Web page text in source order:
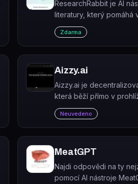
ResearchRabbit je AI
literatury, který pomáhá
relevantní akademické
citační mapy a sledovat
témat.
Zdarma
Aizzy.ai
Aizzy.ai je
která běží přímo v
přihlášení a bez
Neuvedeno
MeatGPT
Najdi odpovědi na ty
pomocí AI nástroje